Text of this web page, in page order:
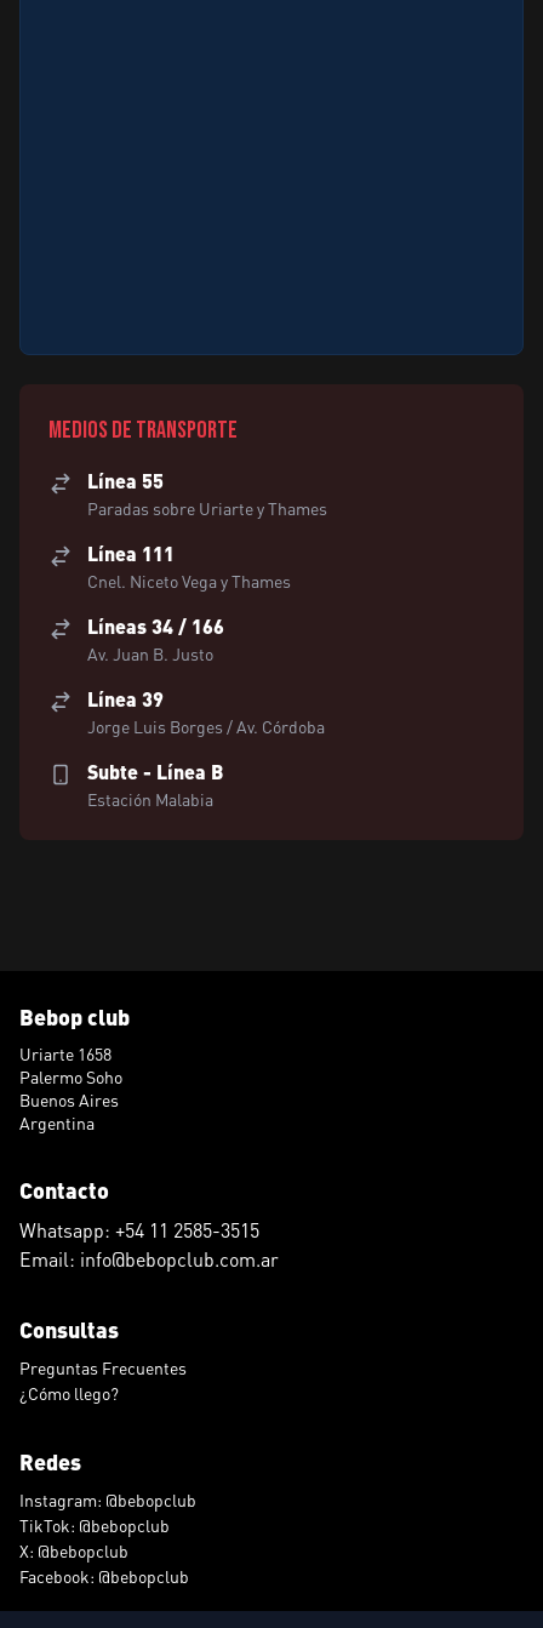
Medios de transporte
Línea 55
Paradas sobre Uriarte y Thames
Línea 111
Cnel. Niceto Vega y Thames
Líneas 34 / 166
Av. Juan B. Justo
Línea 39
Jorge Luis Borges / Av. Córdoba
Subte - Línea B
Estación Malabia
Bebop club
Uriarte 1658
Palermo Soho
Buenos Aires
Argentina
Contacto
Whatsapp: +54 11 2585-3515
Email: info@bebopclub.com.ar
Consultas
Preguntas Frecuentes
¿Cómo llego?
Redes
Instagram: @bebopclub
TikTok: @bebopclub
X: @bebopclub
Facebook: @bebopclub